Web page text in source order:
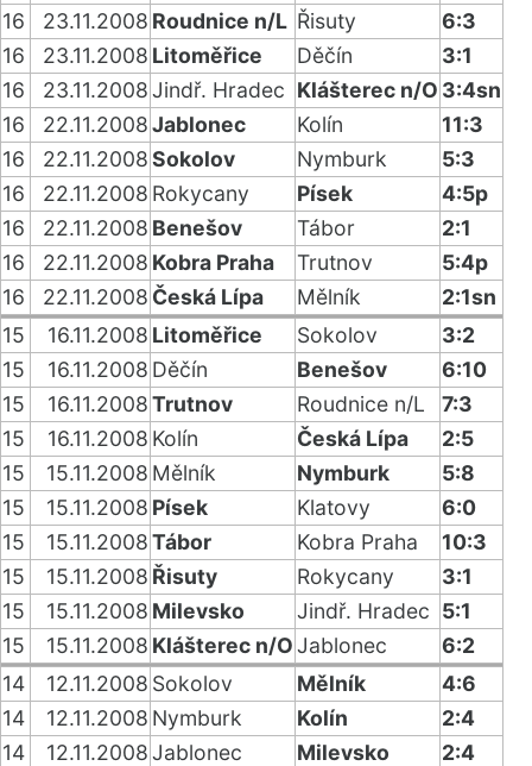
16 23.11.2008 Roudnice n/L Řisuty
6:3
16
23.11.2008 Litoměřice Děčín
3:1
16
23.11.2008Jindř. Hradec Klášterec n/O 3:4sn
16
22.11.2008Jablonec Kolín
11:3
16
22.11.2008Sokolov Nymburk
5:3
16
22.11.2008 Rokycany Písek
4:5p
16
22.11.2008 Benešov Tábor
2:1
16
22.11.2008 Kobra Praha Trutnov
5:4p
16
22.11.2008 Česká Lípa Mělník
2:1sn
15
16.11.2008 Litoměřice Sokolov
3:2
15
16.11.2008 Děčín Benešov
6:10
15
16.11.2008Trutnov Roudnice n/L
7:3
15
16.11.2008 Kolín Česká Lípa
2:5
15
15.11.2008 Mělník Nymburk
5:8
15
15.11.2008 Písek Klatovy
6:0
15
15.11.2008Tábor Kobra Praha
10:3
15
15.11.2008 Řisuty Rokycany
3:1
15
15.11.2008 Milevsko Jindř. Hradec 5:1
15
15.11.2008 Klášterec n/OJablonec
6:2
14
12.11.2008 Sokolov Mělník
4:6
14
12.11.2008 Nymburk Kolín
2:4
14
12.11.2008Jablonec Milevsko
2:4